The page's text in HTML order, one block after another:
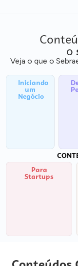
o
Veja o que o
Iniciando
um
Negócio
Para
Startups